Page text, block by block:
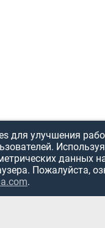
для улучшения
данных
Пожалуйста,
.